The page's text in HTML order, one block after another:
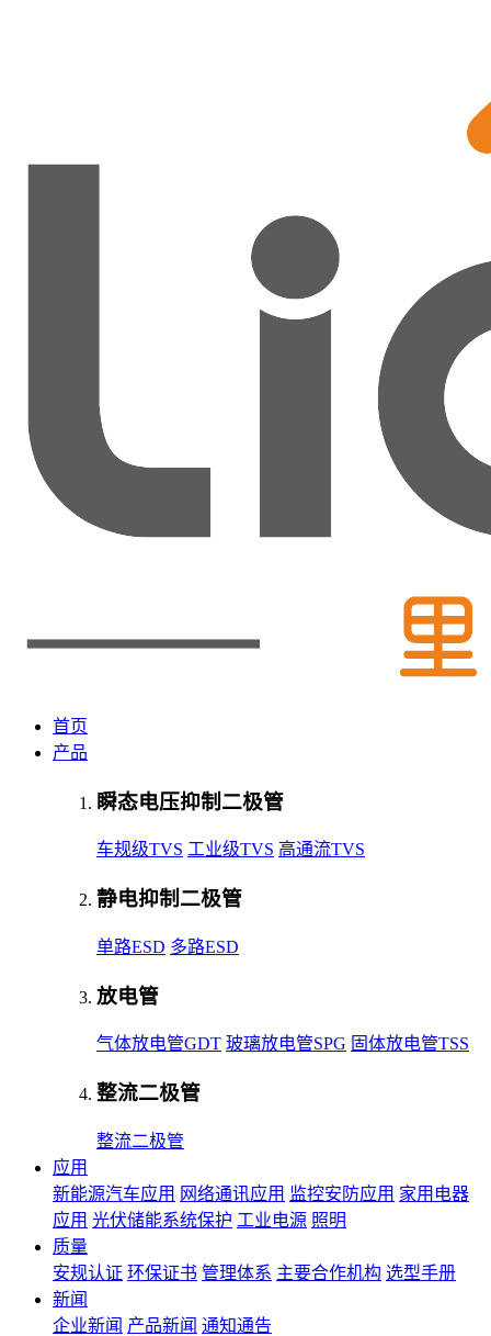
首页
产品
瞬态电压抑制二极管
车规级TVS 工业级TVS 高通流TVS
静电抑制二极管
单路ESD 多路ESD
放电管
气体放电管GDT 玻璃放电管SPG 固体放电管TSS
整流二极管
整流二极管
应用
新能源汽车应用 网络通讯应用 监控安防应用 家用电器
应用 光伏储能系统保护 工业电源 照明
质量
安规认证 环保证书 管理体系 主要合作机构 选型手册
新闻
企业新闻 产品新闻 通知通告